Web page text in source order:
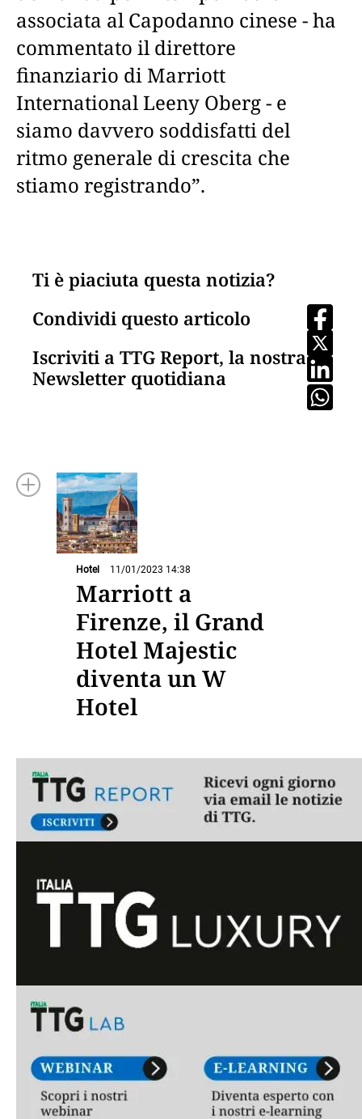
associata al Capodanno cinese - ha
commentato il direttore
finanziario di Marriott
International Leeny Oberg - e
siamo davvero soddisfatti del
ritmo generale di crescita che
stiamo registrando”.
Ti è piaciuta questa notizia?
Condividi questo articolo
Iscriviti a TTG Report, la nostra
Newsletter quotidiana
Hotel 11/01/2023 14:38
Marriott a
Firenze, il Grand
Hotel Majestic
diventa un W
Hotel